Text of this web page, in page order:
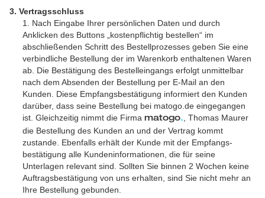
3. Vertragsschluss
1. Nach Eingabe Ihrer persönlichen Daten und durch
Anklicken des Buttons „kostenpflichtig bestellen“ im
abschließenden Schritt des Bestell­prozesses geben Sie eine
verbindliche Bestellung der im Warenkorb enthaltenen Waren
ab. Die Bestätigung des Bestell­eingangs erfolgt unmittelbar
nach dem Absenden der Bestellung per E-Mail an den
Kunden. Diese Empfangs­bestätigung informiert den Kunden
darüber, dass seine Bestellung bei matogo.de eingegangen
ist. Gleichzeitig nimmt die Firmamatogo.
, Thomas Maurer
die Bestellung des Kunden an und der Vertrag kommt
zustande. Ebenfalls erhält der Kunde mit der Empfangs­
bestätigung alle Kunden­informationen, die für seine
Unterlagen relevant sind. Sollten Sie binnen 2 Wochen keine
Auftrags­bestätigung von uns erhalten, sind Sie nicht mehr an
Ihre Bestellung gebunden.